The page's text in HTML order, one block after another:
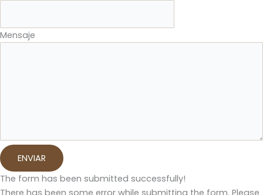
Mensaje
ENVIAR
The form has been submitted successfully!